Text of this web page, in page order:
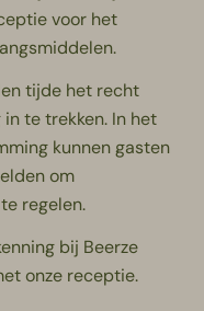
voor het
tijde het recht
te trekken. In het
kunnen gasten
om
regelen.
bij Beerze
onze receptie.